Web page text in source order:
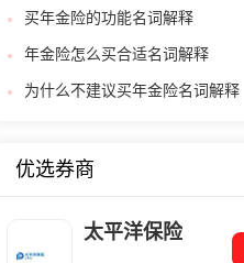
买年金险的功能名词解释
年金险怎么买合适名词解释
为什么不建议买年金险名词解释
优选券商
太平洋保险